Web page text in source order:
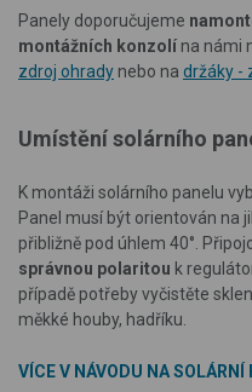
Panely doporučujeme
montážních konzolí na námi
zdroj ohrady nebo na držáky -
Umístění solárního
K montáži solárního panelu
Panel musí být orientován na
přibližně pod úhlem 40°.
správnou polaritou k
případě potřeby vyčistěte
měkké houby, hadříku.
VÍCE V NÁVODU NA SOLÁRNÍ